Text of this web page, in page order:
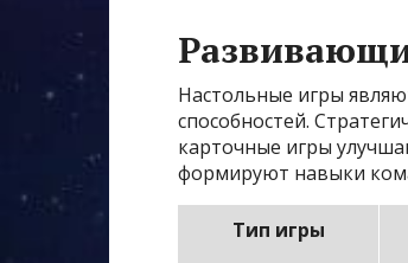
Настольные игры
способностей.
карточные игры
формируют навыки
Тип игры